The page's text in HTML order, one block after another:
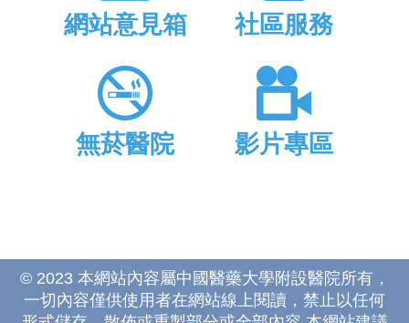
網站意見箱 社區服務
無菸醫院 影片專區
© 2023 本網站內容屬中國醫藥大學附設醫院所有，
一切內容僅供使用者在網站線上閱讀，禁止以任何